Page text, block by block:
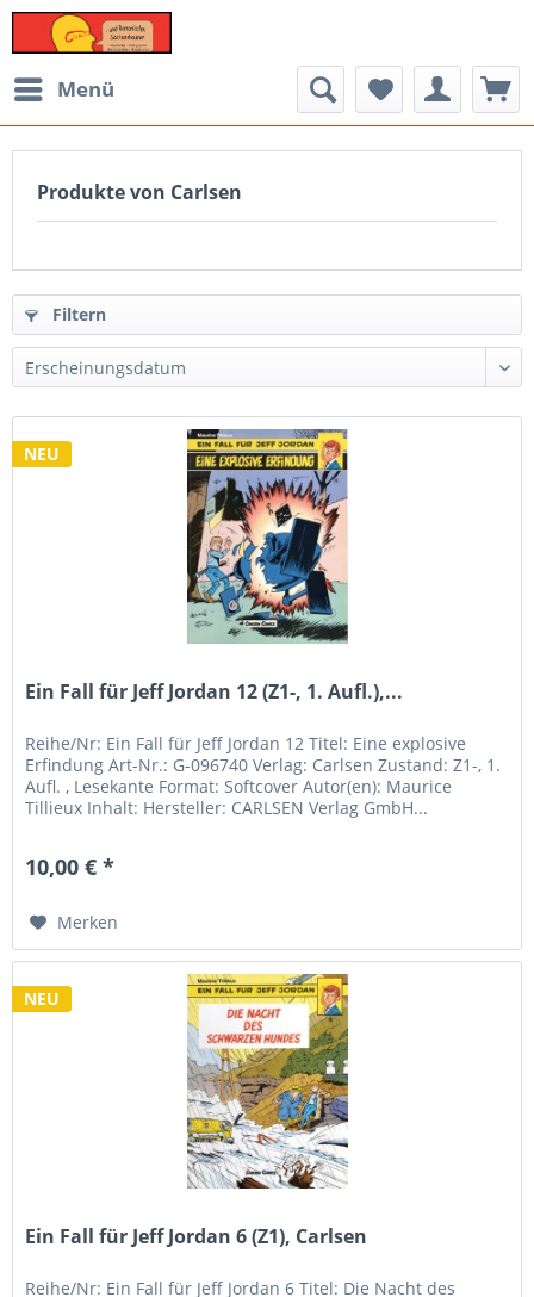
Menü
Produkte von Carlsen
Filtern
NEU
Ein Fall für Jeff Jordan 12 (Z1-, 1. Aufl.),...
Reihe/Nr: Ein Fall für Jeff Jordan 12 Titel: Eine explosive
Erfindung Art-Nr.: G-096740 Verlag: Carlsen Zustand: Z1-, 1.
Aufl. , Lesekante Format: Softcover Autor(en): Maurice
Tillieux Inhalt: Hersteller: CARLSEN Verlag GmbH...
10,00 € *
Merken
NEU
Ein Fall für Jeff Jordan 6 (Z1), Carlsen
Reihe/Nr: Ein Fall für Jeff Jordan 6 Titel: Die Nacht des